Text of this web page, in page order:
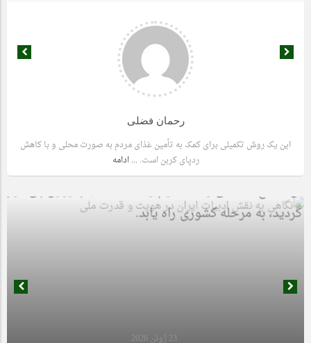
رحمان فضلی
این یک روش تکمیلی برای کمک به تأمین غذای مردم به صورت محلی و با کاهش
ردپای کربن است. ... ادامه